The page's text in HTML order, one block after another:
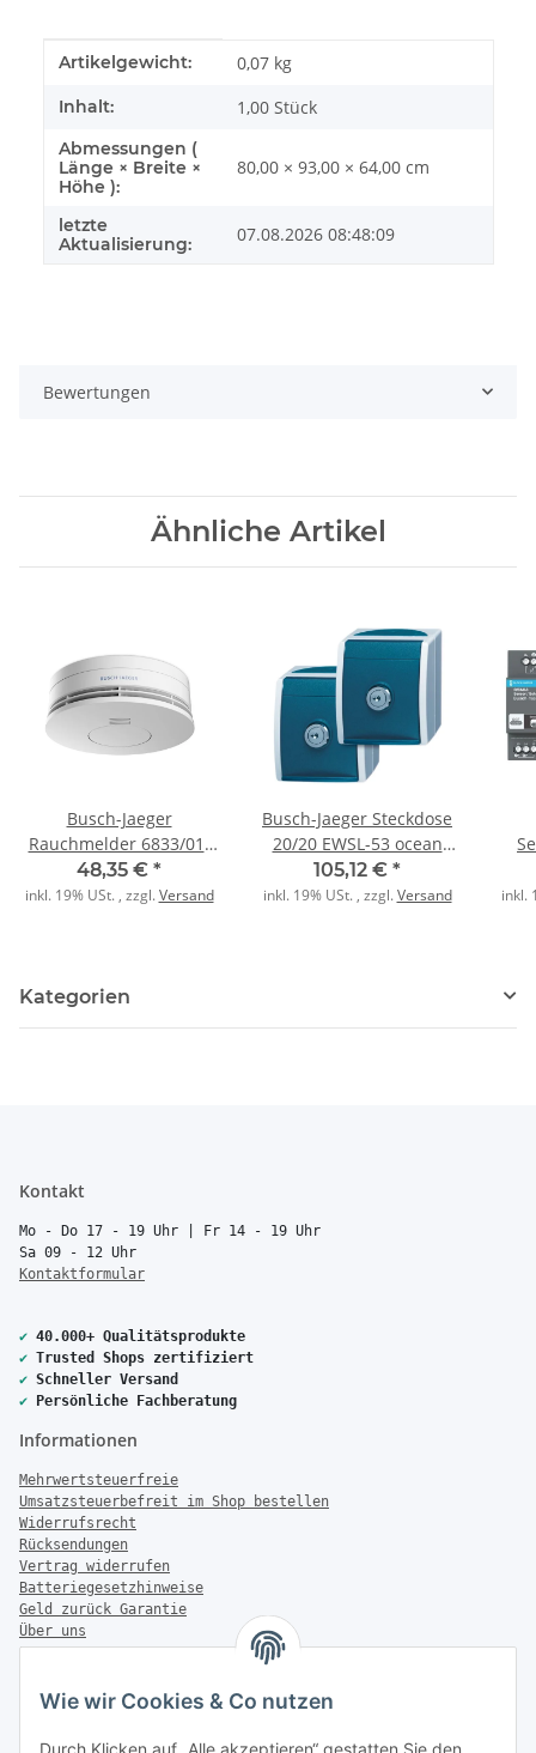
Wie wir Cookies & Co nutzen
Produkteigenschaft
Wert
Artikelgewicht: 0,07 kg
Inhalt: 1,00 Stück
Abmessungen (
Länge × Breite ×
Höhe ):
80,00 × 93,00 × 64,00 cm
letzte
Aktualisierung:
07.08.2026 08:48:09
Bewertungen
Ähnliche Artikel
Busch-Jaeger
Rauchmelder 6833/01-
84 Lithium
vern.studioweiß
48,35 € *
inkl. 19% USt. , zzgl.Versand
Busch-Jaeger Steckdose
20/20 EWSL-53 ocean
PK= 2Stck gr/blgr
105,12 € *
inkl. 19% USt. , zzgl.Versand inkl.
Kategorien
Kontakt
Mo - Do 17 - 19 Uhr | Fr 14 - 19 Uhr
Sa 09 - 12 Uhr
Kontaktformular
✔ 40.000+ Qualitätsprodukte
✔ Trusted Shops zertifiziert
✔ Schneller Versand
✔ Persönliche Fachberatung
Informationen
Mehrwertsteuerfreie
Umsatzsteuerbefreit im Shop bestellen
Widerrufsrecht
Rücksendungen
Vertrag widerrufen
Batteriegesetzhinweise
Geld zurück Garantie
Über uns
FAQ
Zahlung & Versand